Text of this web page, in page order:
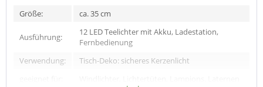
Größe:
ca. 35 cm
Ausführung:
12 LED Teelichter mit Akku, Ladestation,
Fernbedienung
Verwendung:
Tisch-Deko: sicheres Kerzenlicht